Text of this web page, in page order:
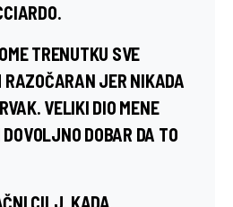
TRENUTKU SVE
RAZOČARAN JER NIKADA
VELIKI DIO MENE
DOBAR DA TO
CILJ. KADA